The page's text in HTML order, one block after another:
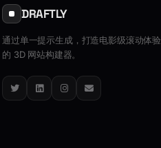
DRAFTLY
通过单一提示生成，打造电影级滚动体验
的 3D 网站构建器。
TwitterLinkedInInstagram
Email